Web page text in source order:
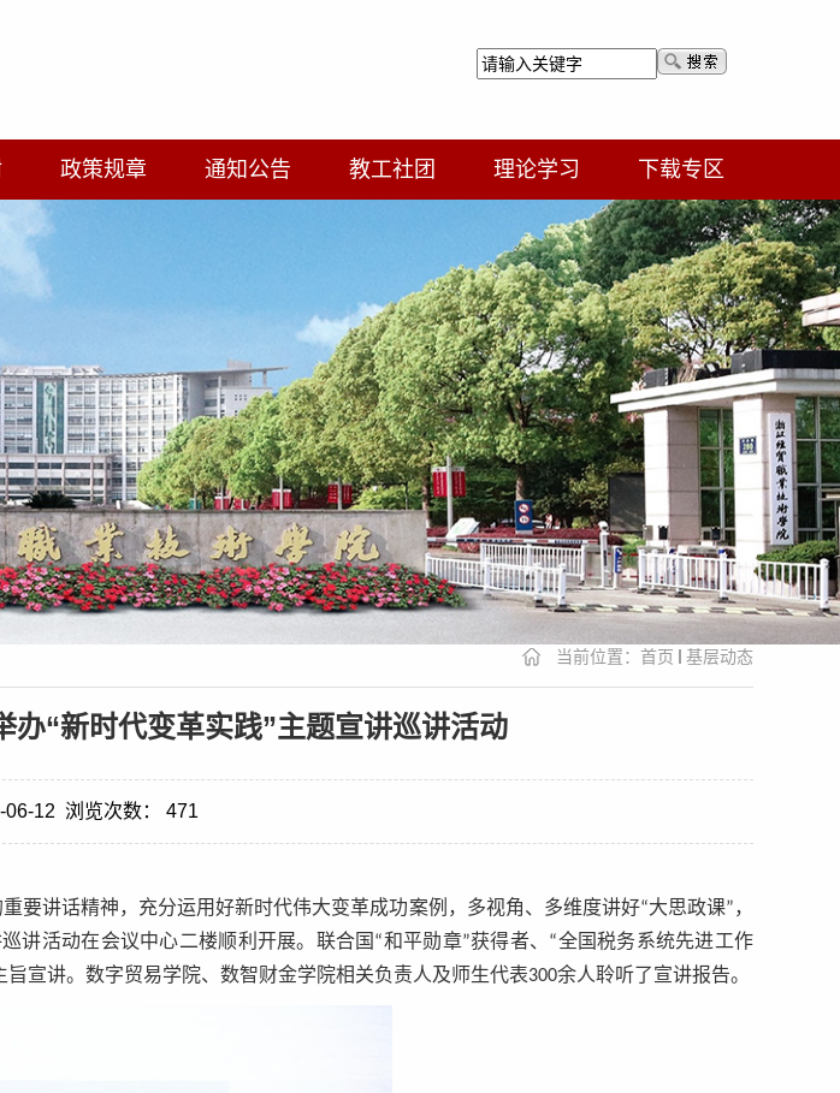
政策规章 通知公告 教工社团 理论学习 下载专区
当前位置： 首页 基层动态
“新时代变革实践”主题宣讲巡讲活动
06-12 浏览次数： 471
讲话精神，充分运用好新时代伟大变革成功案例，多视角、多维度讲好“大思政课”，
讲活动在会议中心二楼顺利开展。联合国“和平勋章”获得者、“全国税务系统先进工作
宣讲。数字贸易学院、数智财金学院相关负责人及师生代表300余人聆听了宣讲报告。